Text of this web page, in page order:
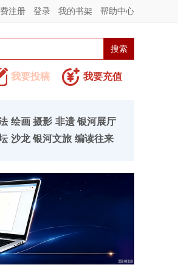
注册 登录 我的书架 帮助中心
我要投稿 我要充值
绘画 摄影 非遗 银河展厅
沙龙 银河文旅 编读往来